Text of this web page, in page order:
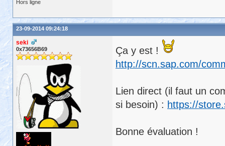
Hors ligne
23-09-2014 09:24:18
seki
0x73656B69
Ça y est !
http://scn.sap.com/
Lien direct (il faut un
si besoin) : https://
Bonne évaluation !